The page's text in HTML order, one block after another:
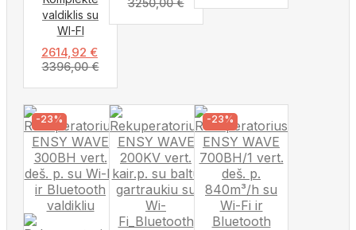
valdiklis su
WI-FI
2614,92 €
3396,00€
3250,00€
-23% -23%